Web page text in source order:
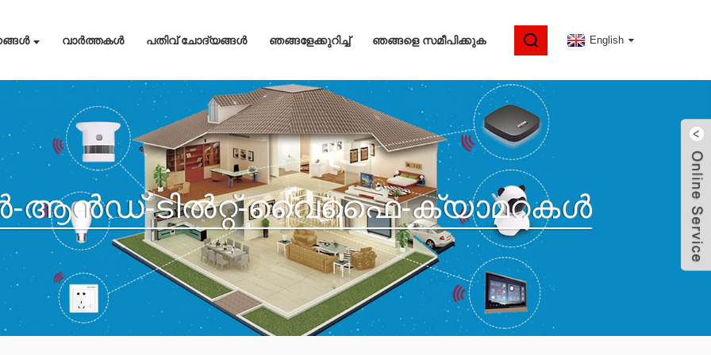
വാർത്തകൾ പതിവ് ചോദ്യങ്ങൾ ഞങ്ങളേക്കുറിച്ച് ഞങ്ങളെ സമീപിക്കുക English
ആൻഡ്-ടിൽറ്റ്-വൈഫൈ-ക്യാമറകൾ